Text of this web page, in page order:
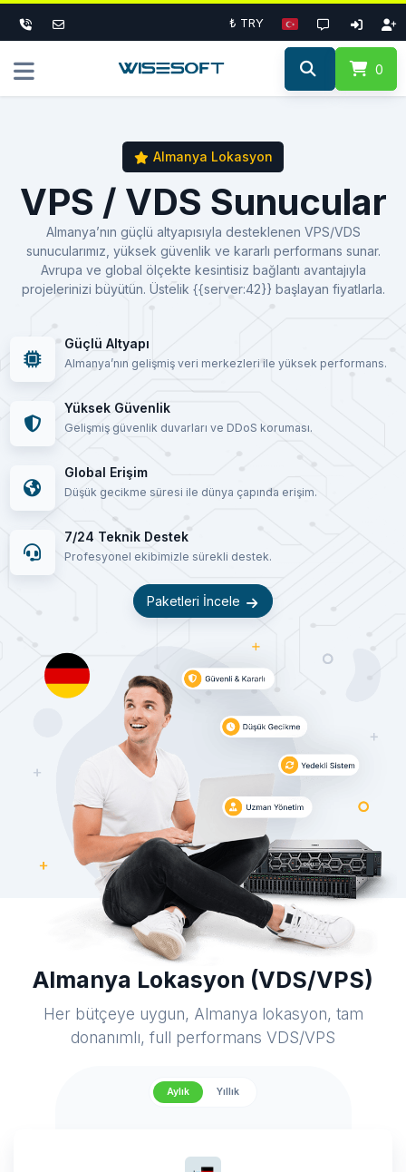
₺ TRY
0
Almanya Lokasyon
VPS / VDS Sunucular
Almanya’nın güçlü altyapısıyla desteklenen VPS/VDS
sunucularımız, yüksek güvenlik ve kararlı performans sunar.
Avrupa ve global ölçekte kesintisiz bağlantı avantajıyla
projelerinizi büyütün. Üstelik {{server:42}} başlayan fiyatlarla.
Güçlü Altyapı
Almanya’nın gelişmiş veri merkezleri ile yüksek performans.
Yüksek Güvenlik
Gelişmiş güvenlik duvarları ve DDoS koruması.
Global Erişim
Düşük gecikme süresi ile dünya çapında erişim.
7/24 Teknik Destek
Profesyonel ekibimizle sürekli destek.
Paketleri İncele
Almanya Lokasyon (VDS/VPS)
Her bütçeye uygun, Almanya lokasyon, tam
donanımlı, full performans VDS/VPS
Aylık Yıllık